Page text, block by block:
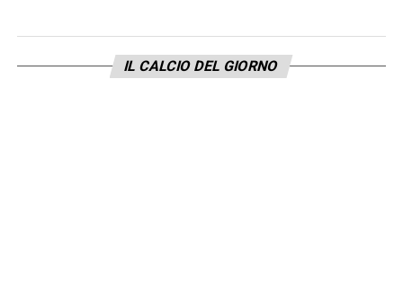
IL CALCIO DEL GIORNO